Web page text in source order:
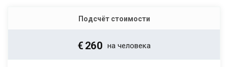
Подсчёт стоимости
€ 260 на человека